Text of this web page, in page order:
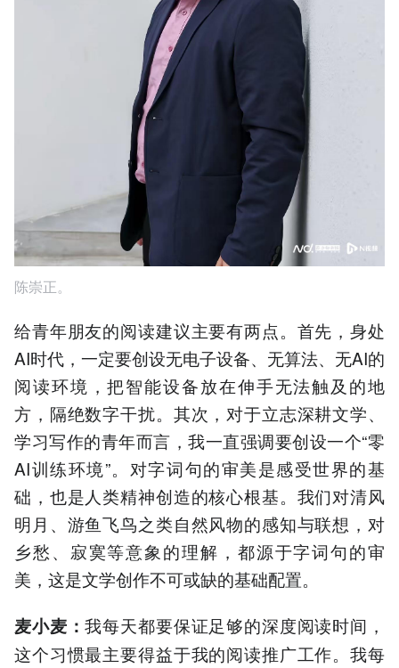
陈崇正。
给青年朋友的阅读建议主要有两点。首先，身处
AI时代，一定要创设无电子设备、无算法、无AI的
阅读环境，把智能设备放在伸手无法触及的地
方，隔绝数字干扰。其次，对于立志深耕文学、
学习写作的青年而言，我一直强调要创设一个“零
AI训练环境”。对字词句的审美是感受世界的基
础，也是人类精神创造的核心根基。我们对清风
明月、游鱼飞鸟之类自然风物的感知与联想，对
乡愁、寂寞等意象的理解，都源于字词句的审
美，这是文学创作不可或缺的基础配置。
麦小麦 ：我每天都要保证足够的深度阅读时间，
这个习惯最主要得益于我的阅读推广工作。我每